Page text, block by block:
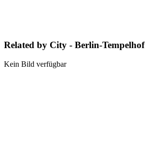
Related by City - Berlin-Tempelhof
Kein Bild verfügbar